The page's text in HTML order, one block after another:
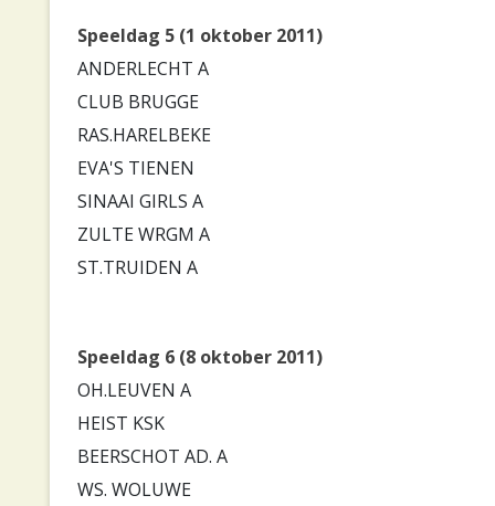
Speeldag 5 (1 oktober 2011)
ANDERLECHT A
CLUB BRUGGE
RAS.HARELBEKE
EVA'S TIENEN
SINAAI GIRLS A
ZULTE WRGM A
ST.TRUIDEN A
Speeldag 6 (8 oktober 2011)
OH.LEUVEN A
HEIST KSK
BEERSCHOT AD. A
WS. WOLUWE